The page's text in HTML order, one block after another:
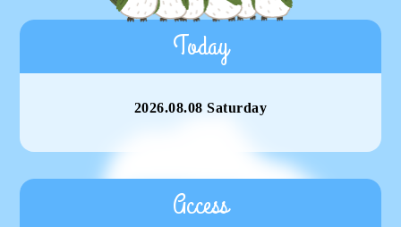
Today
2026.08.08 Saturday
Access